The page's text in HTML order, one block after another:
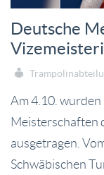
Deutsche
Am 4.10.
Meisterschaften
ausgetragen.
Schwäbischen